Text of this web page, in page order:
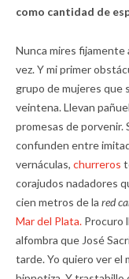
como cantidad de
Nunca mires fijamente
vez. Y mi primer
grupo de mujeres que
veintena. Llevan
promesas de porvenir.
confunden entre
vernáculas, churreros
corajudos nadadores
cien metros de la red
Mar del Plata. Procuro
alfombra que José
tarde. Yo quiero ver el